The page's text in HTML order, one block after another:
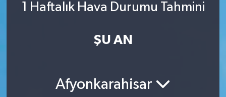
1 Haftalık Hava Durumu Tahmini
ŞU AN
Afyonkarahisar
Haber Arşivi